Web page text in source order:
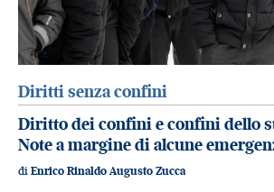
Diritti senza confini
Diritto dei confini e confini dello
Note a margine di alcune
di Enrico Rinaldo Augusto Zucca